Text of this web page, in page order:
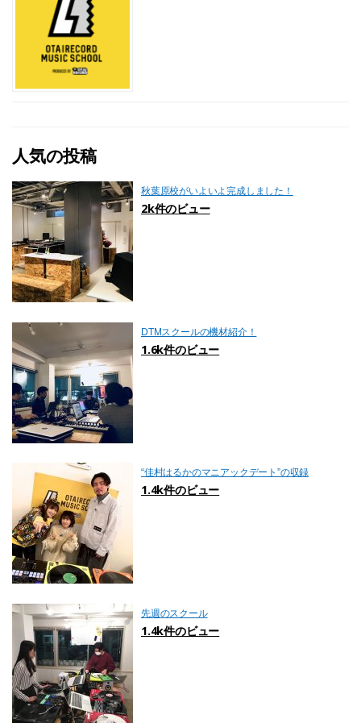
人気の投稿
秋葉原校がいよいよ完成しました！
2k件のビュー
DTMスクールの機材紹介！
1.6k件のビュー
“佳村はるかのマニアックデート”の収録
1.4k件のビュー
先週のスクール
1.4k件のビュー